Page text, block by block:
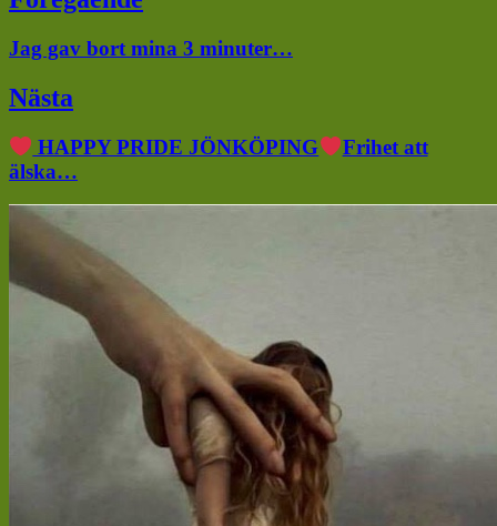
Föregående
inlägg:
Jag gav bort mina 3 minuter…
Nästa
Nästa
inlägg:
HAPPY PRIDE JÖNKÖPING
Frihet att
älska…